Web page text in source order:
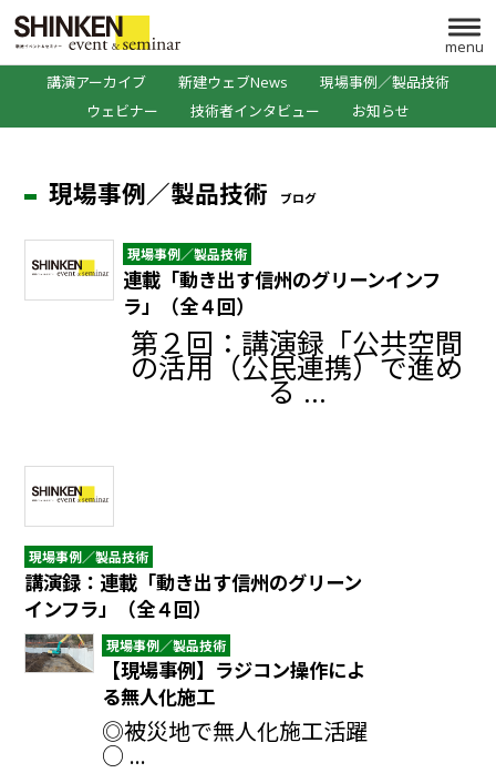
menu
講演アーカイブ
新建ウェブNews
現場事例／製品技術
ウェビナー
技術者インタビュー お知らせ
現場事例／製品技術 ブログ
現場事例／製品技術
連載「動き出す信州のグリーンインフ
ラ」（全４回）
第２回：講演録「公共空間
の活用（公民連携）で進め
る ...
現場事例／製品技術
講演録：連載「動き出す信州のグリーン
インフラ」（全４回）
現場事例／製品技術
【現場事例】ラジコン操作によ
る無人化施工
◎被災地で無人化施工活躍
○ ...